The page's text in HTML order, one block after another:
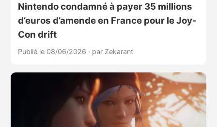
Nintendo condamné à payer 35 millions
d’euros d’amende en France pour le Joy-
Con drift
Publié le 08/06/2026 · par Zekarant